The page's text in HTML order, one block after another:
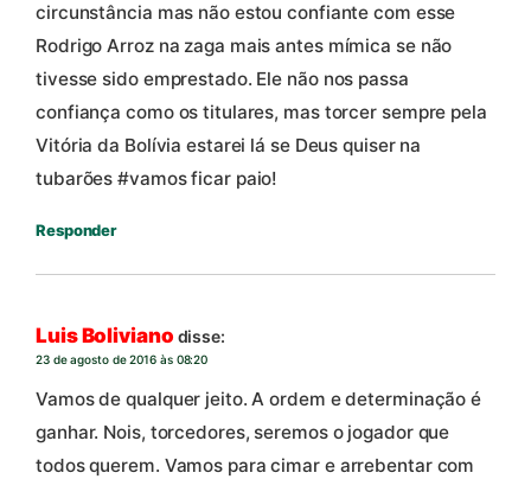
circunstância mas não estou confiante com esse
Rodrigo Arroz na zaga mais antes mímica se não
tivesse sido emprestado. Ele não nos passa
confiança como os titulares, mas torcer sempre pela
Vitória da Bolívia estarei lá se Deus quiser na
tubarões #vamos ficar paio!
Responder
Luis Boliviano disse:
23 de agosto de 2016 às 08:20
Vamos de qualquer jeito. A ordem e determinação é
ganhar. Nois, torcedores, seremos o jogador que
todos querem. Vamos para cimar e arrebentar com